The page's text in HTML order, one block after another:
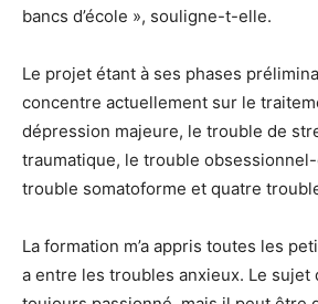
bancs d’école », souligne-t-elle.
Le projet étant à ses phases
concentre actuellement sur le
dépression majeure, le trouble de
traumatique, le trouble
trouble somatoforme et quatre
La formation m’a appris toutes les
a entre les troubles anxieux. Le sujet